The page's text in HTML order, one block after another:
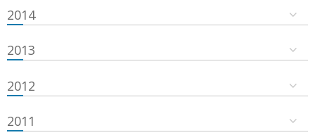
2014
2013
2012
2011